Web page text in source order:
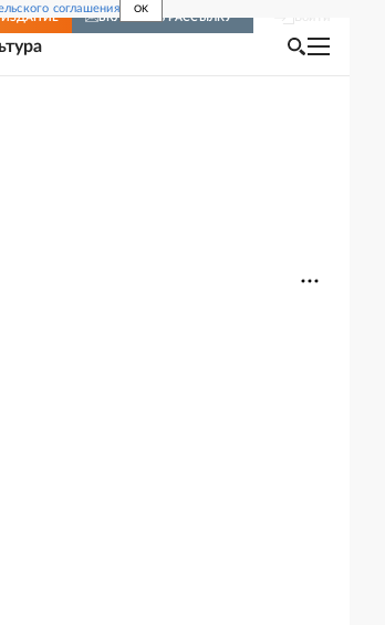
соглашения OK
ВКЛЮЧИТЬ РАССЫЛКУ